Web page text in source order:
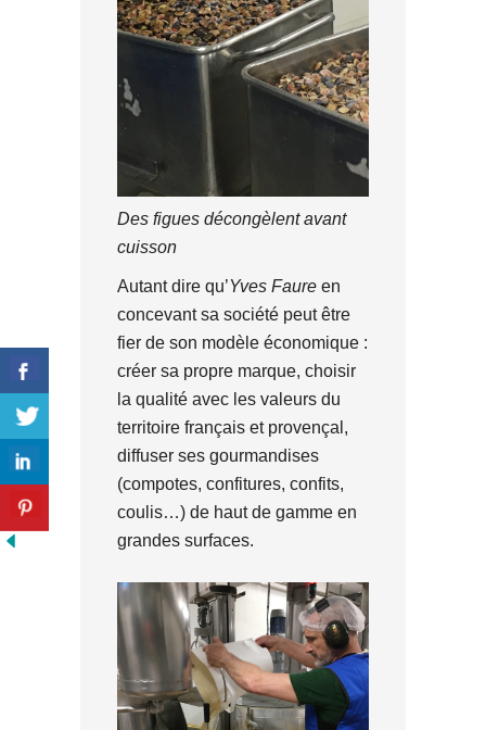
Des figues décongèlent avant
cuisson
Autant dire qu’Yves Faure en
concevant sa société peut être
fier de son modèle économique :
créer sa propre marque, choisir
la qualité avec les valeurs du
territoire français et provençal,
diffuser ses gourmandises
(compotes, confitures, confits,
coulis…) de haut de gamme en
grandes surfaces.